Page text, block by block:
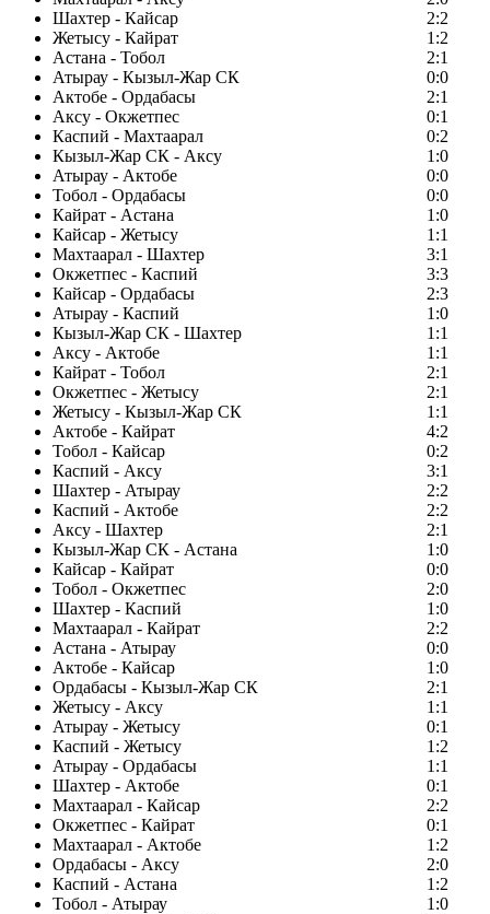
Шахтер - Кайсар
2:2
Жетысу - Кайрат
1:2
Астана - Тобол
2:1
Атырау - Кызыл-Жар СК
0:0
Актобе - Ордабасы
2:1
Аксу - Окжетпес
0:1
Каспий - Махтаарал
0:2
Кызыл-Жар СК - Аксу
1:0
Атырау - Актобе
0:0
Тобол - Ордабасы
0:0
Кайрат - Астана
1:0
Кайсар - Жетысу
1:1
Махтаарал - Шахтер
3:1
Окжетпес - Каспий
3:3
Кайсар - Ордабасы
2:3
Атырау - Каспий
1:0
Кызыл-Жар СК - Шахтер
1:1
Аксу - Актобе
1:1
Кайрат - Тобол
2:1
Окжетпес - Жетысу
2:1
Жетысу - Кызыл-Жар СК
1:1
Актобе - Кайрат
4:2
Тобол - Кайсар
0:2
Каспий - Аксу
3:1
Шахтер - Атырау
2:2
Каспий - Актобе
2:2
Аксу - Шахтер
2:1
Кызыл-Жар СК - Астана
1:0
Кайсар - Кайрат
0:0
Тобол - Окжетпес
2:0
Шахтер - Каспий
1:0
Махтаарал - Кайрат
2:2
Астана - Атырау
0:0
Актобе - Кайсар
1:0
Ордабасы - Кызыл-Жар СК
2:1
Жетысу - Аксу
1:1
Атырау - Жетысу
0:1
Каспий - Жетысу
1:2
Атырау - Ордабасы
1:1
Шахтер - Актобе
0:1
Махтаарал - Кайсар
2:2
Окжетпес - Кайрат
0:1
Махтаарал - Актобе
1:2
Ордабасы - Аксу
2:0
Каспий - Астана
1:2
Тобол - Атырау
1:0